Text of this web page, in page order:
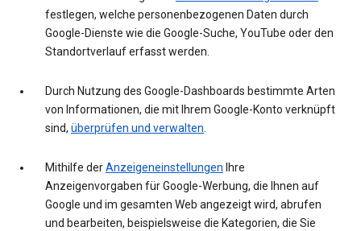
festlegen, welche personenbezogenen Daten durch
Google-Dienste wie die Google-Suche, YouTube oder den
Standortverlauf erfasst werden.
Durch Nutzung des Google-Dashboards bestimmte Arten
von Informationen, die mit Ihrem Google-Konto verknüpft
sind, überprüfen und verwalten.
Mithilfe derAnzeigeneinstellungen Ihre
Anzeigenvorgaben für Google-Werbung, die Ihnen auf
Google und im gesamten Web angezeigt wird, abrufen
und bearbeiten, beispielsweise die Kategorien, die Sie